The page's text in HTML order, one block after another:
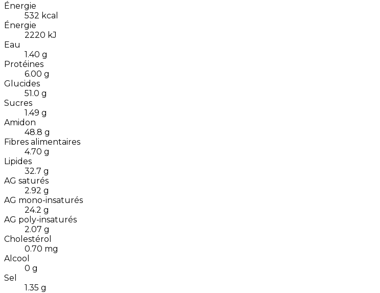
Énergie
532 kcal
Énergie
2220 kJ
Eau
1.40 g
Protéines
6.00 g
Glucides
51.0 g
Sucres
1.49 g
Amidon
48.8 g
Fibres alimentaires
4.70 g
Lipides
32.7 g
AG saturés
2.92 g
AG mono-insaturés
24.2 g
AG poly-insaturés
2.07 g
Cholestérol
0.70 mg
Alcool
0 g
Sel
1.35 g